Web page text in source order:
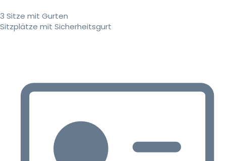
3 Sitze mit Gurten
Sitzplätze mit Sicherheitsgurt